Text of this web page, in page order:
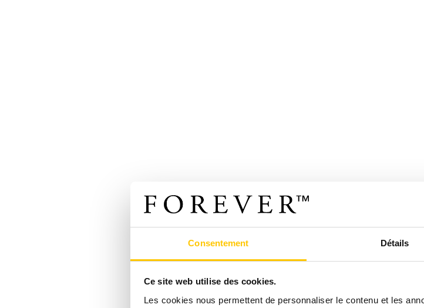
Consentement Détails
Ce site web utilise des cookies.
Les cookies nous permettent de personnaliser le contenu et les